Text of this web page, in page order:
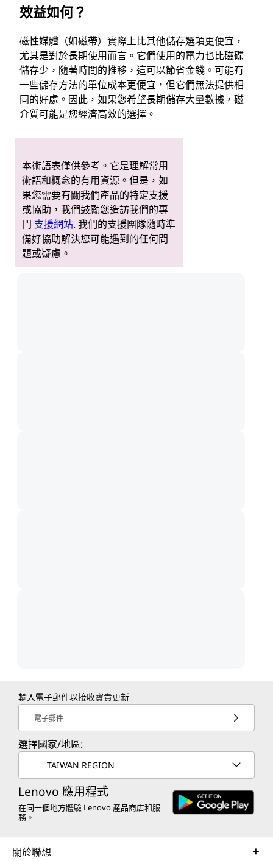
效益如何？
磁性媒體（如磁帶）實際上比其他儲存選項更便宜，
尤其是對於長期使用而言。它們使用的電力也比磁碟
儲存少，隨著時間的推移，這可以節省金錢。可能有
一些儲存方法的單位成本更便宜，但它們無法提供相
同的好處。因此，如果您希望長期儲存大量數據，磁
介質可能是您經濟高效的選擇。
本術語表僅供參考。它是理解常用
術語和概念的有用資源。但是，如
果您需要有關我們產品的特定支援
或協助，我們鼓勵您造訪我們的專
門 支援網站. 我們的支援團隊隨時準
備好協助解決您可能遇到的任何問
題或疑慮。
輸入電子郵件以接收寶貴更新
電子郵件
選擇國家/地區:
TAIWAN REGION
Lenovo 應用程式
在同一個地方體驗 Lenovo 產品商店和服
務。
關於聯想